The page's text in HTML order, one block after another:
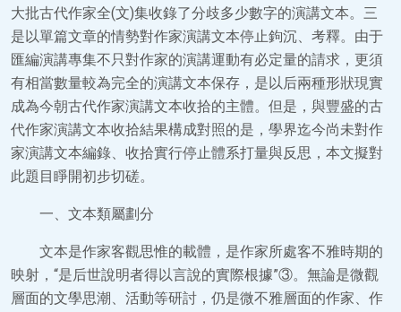
大批古代作家全(文)集收錄了分歧多少數字的演講文本。三
是以單篇文章的情勢對作家演講文本停止鉤沉、考釋。由于
匯編演講專集不只對作家的演講運動有必定量的請求，更須
有相當數量較為完全的演講文本保存，是以后兩種形狀現實
成為今朝古代作家演講文本收拾的主體。但是，與豐盛的古
代作家演講文本收拾結果構成對照的是，學界迄今尚未對作
家演講文本編錄、收拾實行停止體系打量與反思，本文擬對
此題目睜開初步切磋。
一、文本類屬劃分
文本是作家客觀思惟的載體，是作家所處客不雅時期的
映射，“是后世說明者得以言說的實際根據”③。無論是微觀
層面的文學思潮、活動等研討，仍是微不雅層面的作家、作